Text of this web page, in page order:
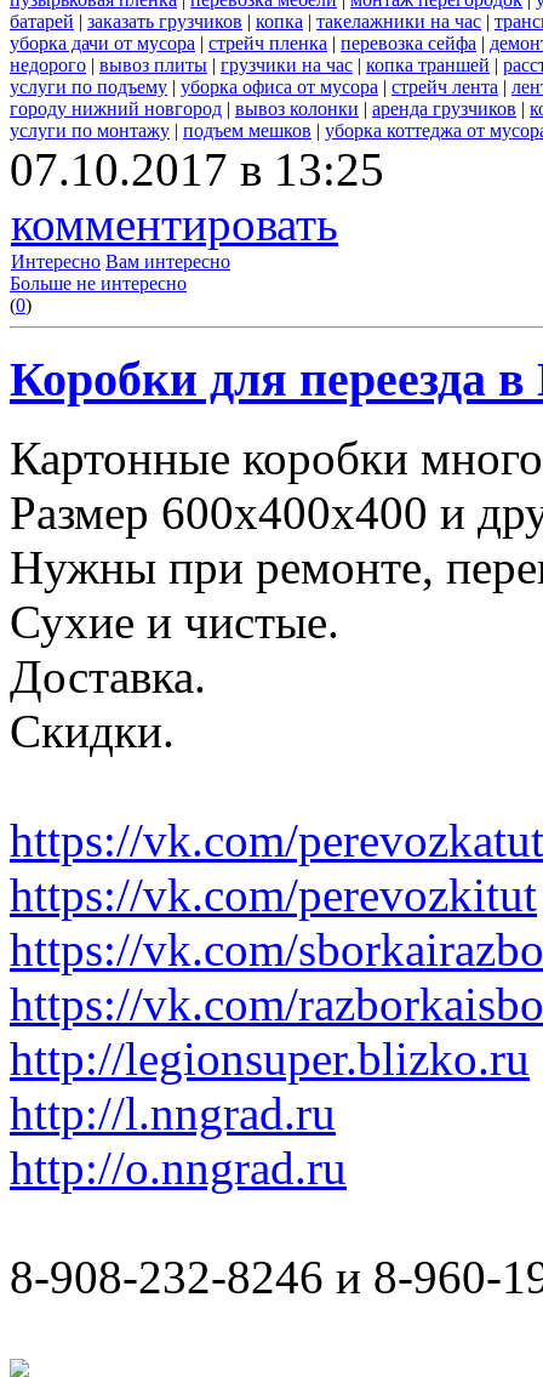
батарей | заказать грузчиков | копка | такелажники на час |
уборка дачи от мусора | стрейч пленка | перевозка сейфа |
недорого | вывоз плиты | грузчики на час | копка траншей |
услуги по подъему | уборка офиса от мусора | стрейч лента |
городу нижний новгород | вывоз колонки | аренда грузчиков |
услуги по монтажу | подъем мешков | уборка коттеджа от
07.10.2017 в 13:25
комментировать
Интересно Вам интересно
Больше не интересно
(0)
Коробки для переезда
Картонные коробки
Размер 600х400х400 и
Нужны при ремонте,
Сухие и чистые.
Доставка.
Скидки.
https://vk.com/perevozkatut
https://vk.com/perevozkitut
https://vk.com/
https://vk.com/
http://legionsuper.blizko.ru
http://l.nngrad.ru
http://o.nngrad.ru
8-908-232-8246 и 8-960-